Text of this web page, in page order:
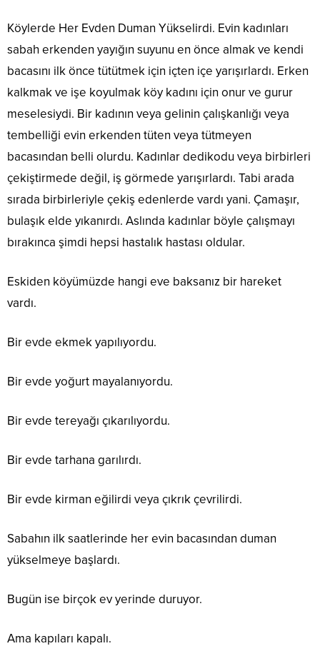
Köylerde Her Evden Duman Yükselirdi. Evin kadınları
sabah erkenden yayığın suyunu en önce almak ve kendi
bacasını ilk önce tütütmek için içten içe yarışırlardı. Erken
kalkmak ve işe koyulmak köy kadını için onur ve gurur
meselesiydi. Bir kadının veya gelinin çalışkanlığı veya
tembelliği evin erkenden tüten veya tütmeyen
bacasından belli olurdu. Kadınlar dedikodu veya birbirleri
çekiştirmede değil, iş görmede yarışırlardı. Tabi arada
sırada birbirleriyle çekiş edenlerde vardı yani. Çamaşır,
bulaşık elde yıkanırdı. Aslında kadınlar böyle çalışmayı
bırakınca şimdi hepsi hastalık hastası oldular.
Eskiden köyümüzde hangi eve baksanız bir hareket
vardı.
Bir evde ekmek yapılıyordu.
Bir evde yoğurt mayalanıyordu.
Bir evde tereyağı çıkarılıyordu.
Bir evde tarhana garılırdı.
Bir evde kirman eğilirdi veya çıkrık çevrilirdi.
Sabahın ilk saatlerinde her evin bacasından duman
yükselmeye başlardı.
Bugün ise birçok ev yerinde duruyor.
Ama kapıları kapalı.